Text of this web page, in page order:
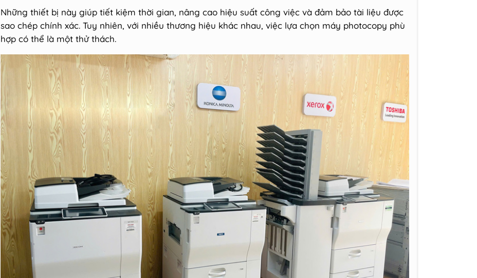
Những thiết bị này giúp tiết kiệm thời gian, nâng cao hiệu suất công việc và đảm bảo tài liệu được
sao chép chính xác. Tuy nhiên, với nhiều thương hiệu khác nhau, việc lựa chọn máy photocopy phù
hợp có thể là một thử thách.